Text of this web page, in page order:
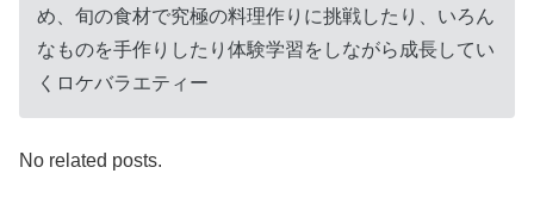
め、旬の食材で究極の料理作りに挑戦したり、いろん
なものを手作りしたり体験学習をしながら成長してい
くロケバラエティー
No related posts.